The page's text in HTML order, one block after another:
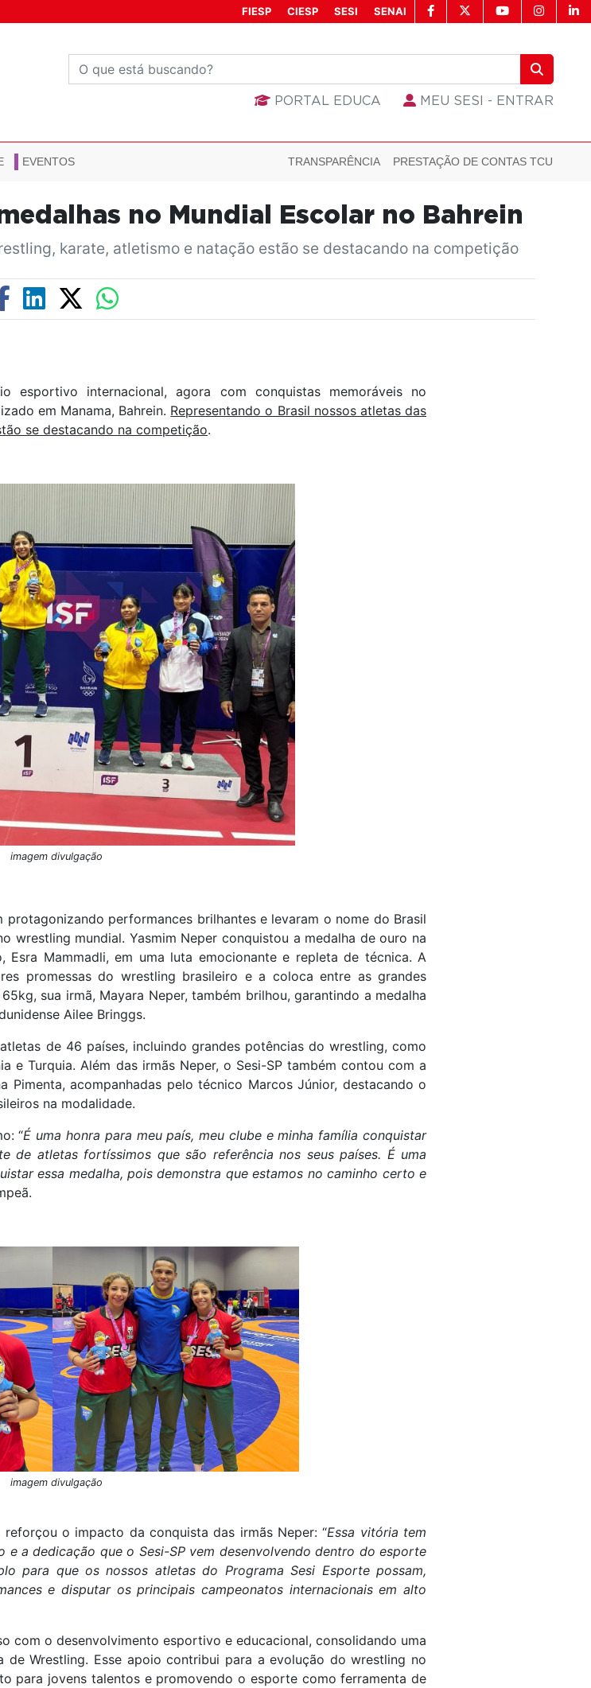
FIESP CIESP SESI SENAI
PORTAL EDUCA MEU SESI - ENTRAR
EVENTOS TRANSPARÊNCIA PRESTAÇÃO DE CONTAS TCU
no Mundial Escolar no Bahrein
karate, atletismo e natação estão se destacando na competição
esportivo internacional, agora com conquistas memoráveis no
em Manama, Bahrein. Representando o Brasil nossos atletas das
se destacando na competição.
imagem divulgação
performances brilhantes e levaram o nome do Brasil
wrestling mundial. Yasmim Neper conquistou a medalha de ouro na
Mammadli, em uma luta emocionante e repleta de técnica. A
promessas do wrestling brasileiro e a coloca entre as grandes
sua irmã, Mayara Neper, também brilhou, garantindo a medalha
Ailee Bringgs.
de 46 países, incluindo grandes potências do wrestling, como
e Turquia. Além das irmãs Neper, o Sesi-SP também contou com a
Pimenta, acompanhadas pelo técnico Marcos Júnior, destacando o
na modalidade.
“É uma honra para meu país, meu clube e minha família conquistar
de atletas fortíssimos que são referência nos seus países. É uma
essa medalha, pois demonstra que estamos no caminho certo e
imagem divulgação
o impacto da conquista das irmãs Neper: “Essa vitória tem
a dedicação que o Sesi-SP vem desenvolvendo dentro do esporte
para que os nossos atletas do Programa Sesi Esporte possam,
e disputar os principais campeonatos internacionais em alto
com o desenvolvimento esportivo e educacional, consolidando uma
de Wrestling. Esse apoio contribui para a evolução do wrestling no
para jovens talentos e promovendo o esporte como ferramenta de